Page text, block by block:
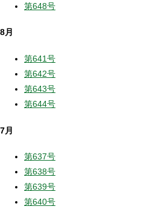
第648号
8月
第641号
第642号
第643号
第644号
7月
第637号
第638号
第639号
第640号